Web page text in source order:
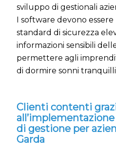
sviluppo di gestionali
I software devono
standard di sicurezza
informazioni sensibili
permettere agli
di dormire sonni
Clienti contenti
di gestione per
Garda